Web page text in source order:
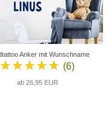
Anker mit Wunschname
★★★★★ (6)
ab 26,95 EUR